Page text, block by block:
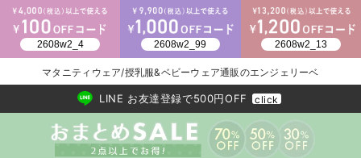
マタニティウェア/授乳服&ベビーウェア通販のエンジェリーベ
2026/NewArrival
送料495円(一部地域を除く) 7,700円以上で送料無料
LINE お友達登録で500円OFF click